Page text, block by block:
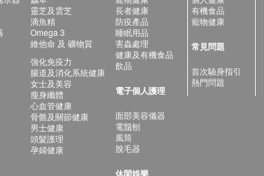
靈芝及雲芝
滴魚精
Omega 3
維他命 及 礦物質
強化免疫力
腸道及消化系統健康
女士及美容
瘦身纖體
心血管健康
骨骼及關節健康
男士健康
頭髮護理
孕婦健康
長者健康
防疫產品
睡眠用品
害蟲處理
健康及有機食品
飲品
電子個人護理
面部美容儀器
電鬚刨
風筒
脫毛器
休閑娛樂
有機食品
寵物健康
常見問題
首次驗身指引
熱門問題